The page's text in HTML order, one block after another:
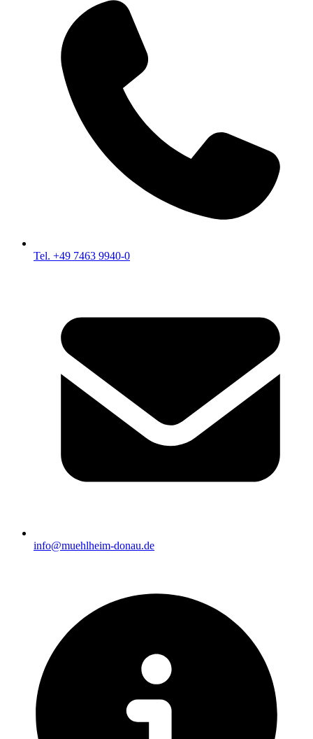
Tel. +49 7463 9940-0
info@muehlheim-donau.de